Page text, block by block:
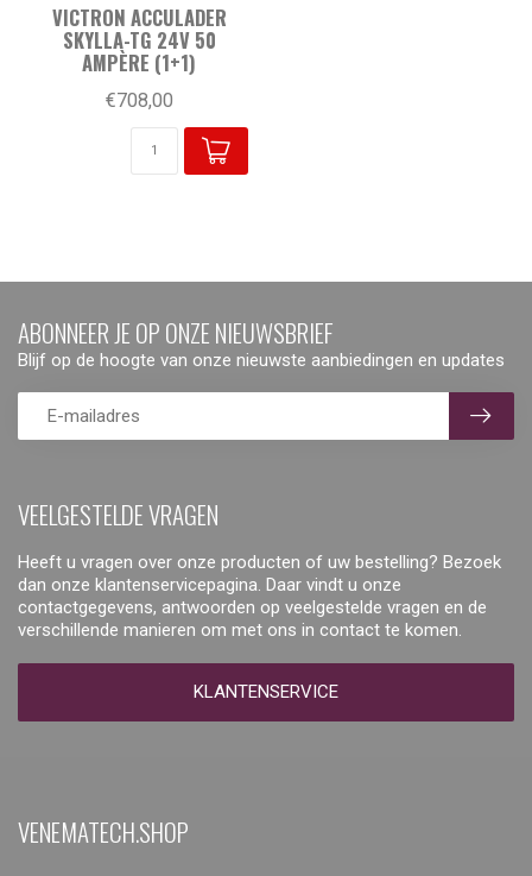
VICTRON ACCULADER
SKYLLA-TG 24V 50
AMPÈRE (1+1)
€708,00
VEELGESTELDE VRAGEN
Heeft u vragen over onze producten of uw bestelling? Bezoek
dan onze klantenservicepagina. Daar vindt u onze
contactgegevens, antwoorden op veelgestelde vragen en de
verschillende manieren om met ons in contact te komen.
KLANTENSERVICE
ABONNEER JE OP ONZE NIEUWSBRIEF
Blijf op de hoogte van onze nieuwste aanbiedingen en updates
VENEMATECH.SHOP